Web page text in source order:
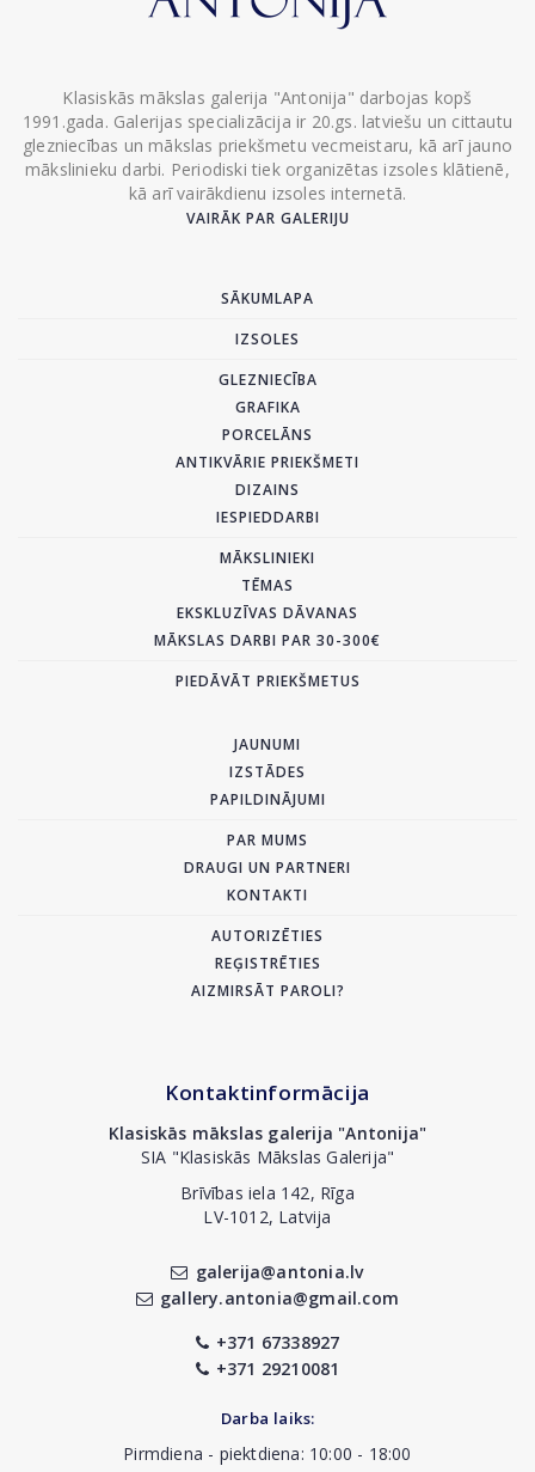
Klasiskās mākslas galerija "Antonija" darbojas kopš
1991.gada. Galerijas specializācija ir 20.gs. latviešu un cittautu
glezniecības un mākslas priekšmetu vecmeistaru, kā arī jauno
mākslinieku darbi. Periodiski tiek organizētas izsoles klātienē,
kā arī vairākdienu izsoles internetā.
VAIRĀK PAR GALERIJU
SĀKUMLAPA
IZSOLES
GLEZNIECĪBA
GRAFIKA
PORCELĀNS
ANTIKVĀRIE PRIEKŠMETI
DIZAINS
IESPIEDDARBI
MĀKSLINIEKI
TĒMAS
EKSKLUZĪVAS DĀVANAS
MĀKSLAS DARBI PAR 30-300€
PIEDĀVĀT PRIEKŠMETUS
JAUNUMI
IZSTĀDES
PAPILDINĀJUMI
PAR MUMS
DRAUGI UN PARTNERI
KONTAKTI
AUTORIZĒTIES
REĢISTRĒTIES
AIZMIRSĀT PAROLI?
Kontaktinformācija
Klasiskās mākslas galerija "Antonija"
SIA "Klasiskās Mākslas Galerija"
Brīvības iela 142, Rīga
LV-1012, Latvija
galerija@antonia.lv
gallery.antonia@gmail.com
+371 67338927
+371 29210081
Darba laiks:
Pirmdiena - piektdiena: 10:00 - 18:00